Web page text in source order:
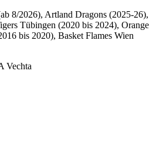
8/2026), Artland Dragons (2025-26),
Tübingen (2020 bis 2024), Orange
bis 2020), Basket Flames Wien
Vechta